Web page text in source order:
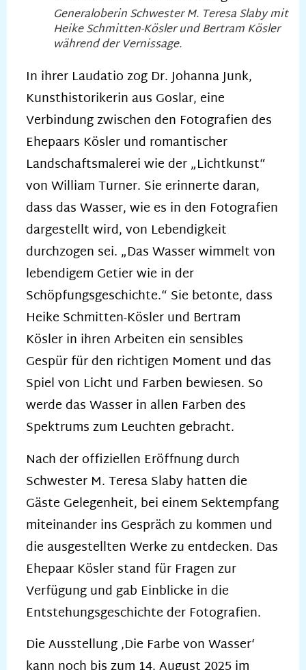
Generaloberin Schwester M. Teresa Slaby mit
Heike Schmitten-Kösler und Bertram Kösler
während der Vernissage.
In ihrer Laudatio zog Dr. Johanna Junk,
Kunsthistorikerin aus Goslar, eine
Verbindung zwischen den Fotografien des
Ehepaars Kösler und romantischer
Landschaftsmalerei wie der „Lichtkunst“
von William Turner. Sie erinnerte daran,
dass das Wasser, wie es in den Fotografien
dargestellt wird, von Lebendigkeit
durchzogen sei. „Das Wasser wimmelt von
lebendigem Getier wie in der
Schöpfungsgeschichte.“ Sie betonte, dass
Heike Schmitten-Kösler und Bertram
Kösler in ihren Arbeiten ein sensibles
Gespür für den richtigen Moment und das
Spiel von Licht und Farben bewiesen. So
werde das Wasser in allen Farben des
Spektrums zum Leuchten gebracht.
Nach der offiziellen Eröffnung durch
Schwester M. Teresa Slaby hatten die
Gäste Gelegenheit, bei einem Sektempfang
miteinander ins Gespräch zu kommen und
die ausgestellten Werke zu entdecken. Das
Ehepaar Kösler stand für Fragen zur
Verfügung und gab Einblicke in die
Entstehungsgeschichte der Fotografien.
Die Ausstellung ‚Die Farbe von Wasser‘